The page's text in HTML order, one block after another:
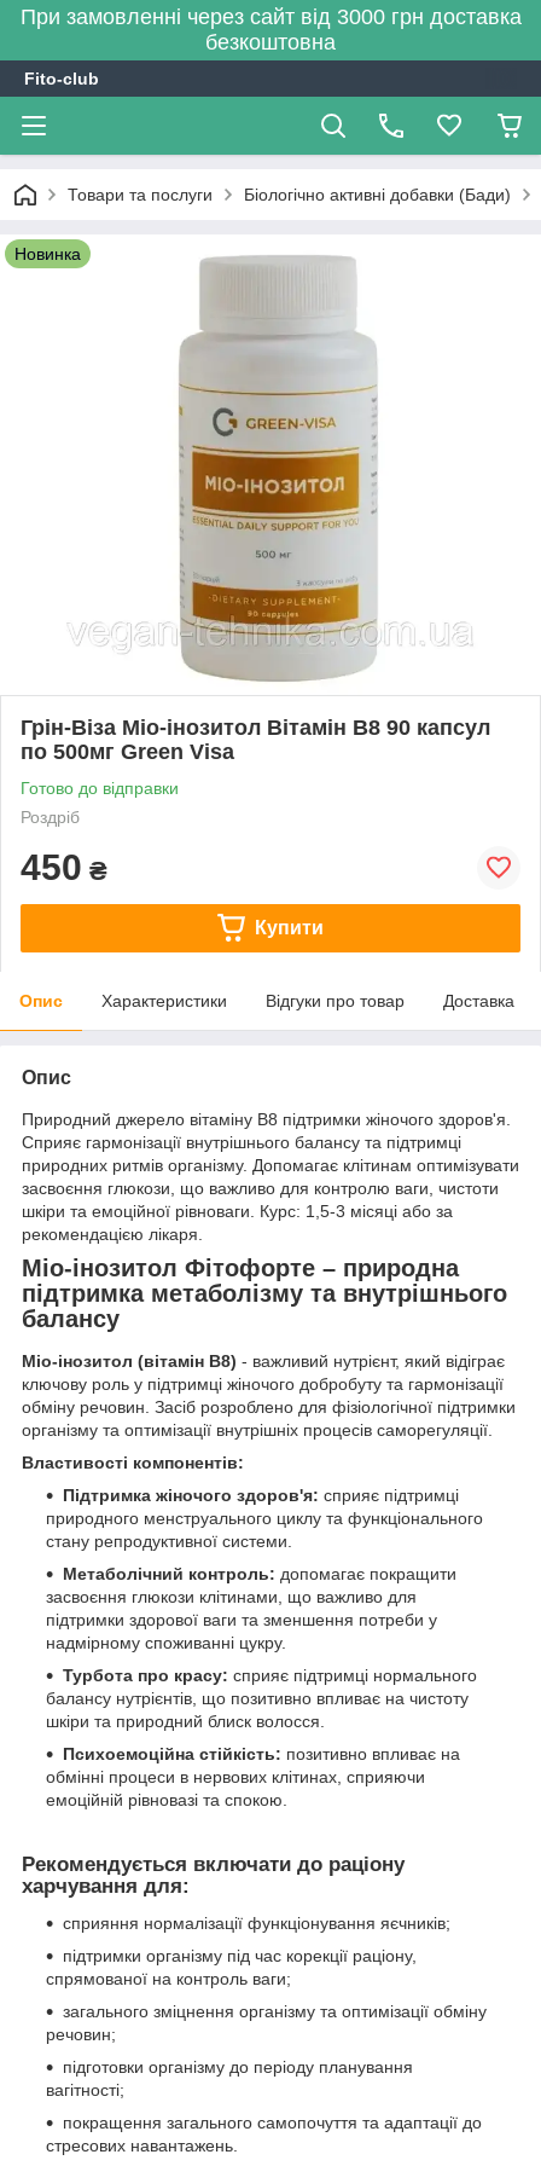
При замовленні через сайт від 3000 грн доставка
безкоштовна
Fito-club
Товари та послуги Біологічно активні добавки (Бади)
Новинка
Грін-Віза Міо-інозитол Вітамін B8 90 капсул
по 500мг Green Visa
Готово до відправки
Роздріб
450 ₴
Купити
Опис Характеристики Відгуки про товар Доставка
Опис
Природний джерело вітаміну B8 підтримки жіночого здоров'я.
Сприяє гармонізації внутрішнього балансу та підтримці
природних ритмів організму. Допомагає клітинам оптимізувати
засвоєння глюкози, що важливо для контролю ваги, чистоти
шкіри та емоційної рівноваги. Курс: 1,5-3 місяці або за
рекомендацією лікаря.
Міо-інозитол Фітофорте – природна
підтримка метаболізму та внутрішнього
балансу
Міо-інозитол (вітамін В8) - важливий нутрієнт, який відіграє
ключову роль у підтримці жіночого добробуту та гармонізації
обміну речовин. Засіб розроблено для фізіологічної підтримки
організму та оптимізації внутрішніх процесів саморегуляції.
Властивості компонентів:
Підтримка жіночого здоров'я: сприяє підтримці
природного менструального циклу та функціонального
стану репродуктивної системи.
Метаболічний контроль: допомагає покращити
засвоєння глюкози клітинами, що важливо для
підтримки здорової ваги та зменшення потреби у
надмірному споживанні цукру.
Турбота про красу: сприяє підтримці нормального
балансу нутрієнтів, що позитивно впливає на чистоту
шкіри та природний блиск волосся.
Психоемоційна стійкість: позитивно впливає на
обмінні процеси в нервових клітинах, сприяючи
емоційній рівновазі та спокою.
Рекомендується включати до раціону
харчування для:
сприяння нормалізації функціонування яєчників;
підтримки організму під час корекції раціону,
спрямованої на контроль ваги;
загального зміцнення організму та оптимізації обміну
речовин;
підготовки організму до періоду планування
вагітності;
покращення загального самопочуття та адаптації до
стресових навантажень.